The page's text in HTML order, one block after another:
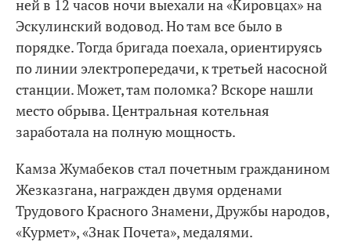
ней в 12 часов ночи выехали на «Кировцах» на
Эскулинский водовод. Но там все было в
порядке. Тогда бригада поехала, ориентируясь
по линии электропередачи, к третьей насосной
станции. Может, там поломка? Вскоре нашли
место обрыва. Центральная котельная
заработала на полную мощность.
Камза Жумабеков стал почетным гражданином
Жезказгана, награжден двумя орденами
Трудового Красного Знамени, Дружбы народов,
«Курмет», «Знак Почета», медалями.